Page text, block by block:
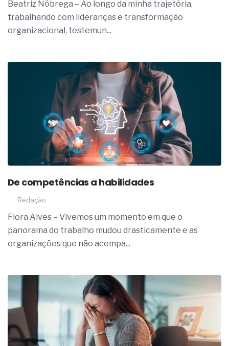
Beatriz Nóbrega – Ao longo da minha trajetória,
trabalhando com lideranças e transformação
organizacional, testemun...
De competências a habilidades
Redação
Flora Alves – Vivemos um momento em que o
panorama do trabalho mudou drasticamente e as
organizações que não acompa...